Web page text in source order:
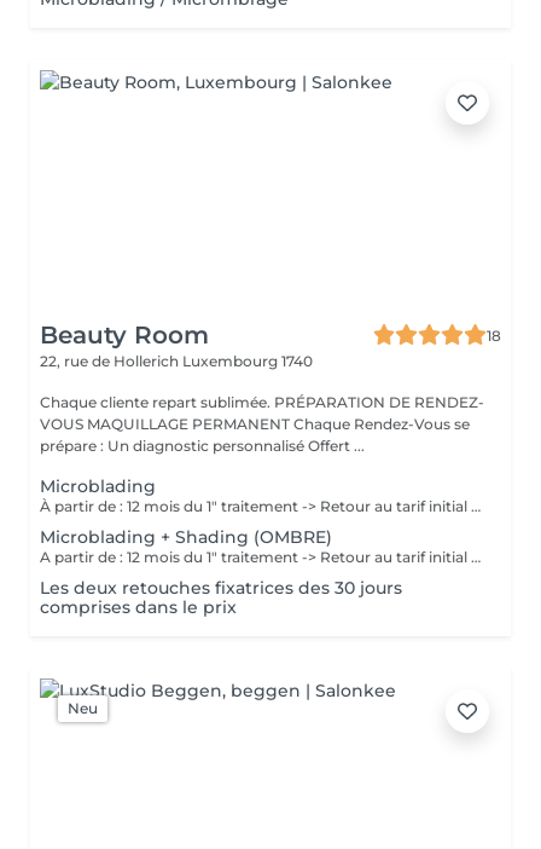
Beauty Room
18
22, rue de Hollerich Luxembourg 1740
Chaque cliente repart sublimée. PRÉPARATION DE RENDEZ-
VOUS MAQUILLAGE PERMANENT Chaque Rendez-Vous se
prépare : Un diagnostic personnalisé Offert ...
Microblading
À partir de : 12 mois du 1" traitement -> Retour au tarif initial (à voir avec l'artiste selon chaque cas). Chaque cliente repart sublimée: La micropigmentation Microblading des sourcils est une technique innovante qui permet de recréer des sourcils naturels et réalistes. Nos experts artistiques utilisent des pigments spéciaux pour créer subtilement des poils pour les sourcils, et des micro-points pour les sourcils en MicroShading, donnant l'illusion de vrais poils ou d'un effet de couleur harmonieuse pour les sourcils avec la technique du MicroShading poudré. Ces méthodes révolutionnaires sont non invasives et offre des résultats impressionnants. Découvrez la micropigmentation des sourcils Microblading à Luxembourg-gare avec Diana.
Microblading + Shading (OMBRE)
A partir de : 12 mois du 1" traitement -> Retour au tarif initial (à voir avec l'artiste selon chaque cas). Chaque cliente repart sublimée: La micropigmentation des sourcils est une technique innovante qui permet de recréer des sourcils naturels et réalistes. Nos experts artistiques utilisent des pigments spéciaux pour créer subtilement des poils et des micro-points combinés, donnant l'illusion de vrais poils et d'un effet de couleur harmonieuse pour les sourcils avec la technique combinée du Microblading et MicroShading poudré. Ces méthodes révolutionnaires sont non invasives et offre des résultats impressionnants. Découvrez la micropigmentation des sourcils combinés Microblading-Shading à Luxembourg-gare avec Diana.
Les deux retouches fixatrices des 30 jours
comprises dans le prix
Neu